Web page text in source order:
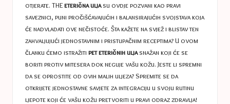
otjerate. THEeterična uljasu ovdje pozvani kao pravi
saveznici, puni pročišćavajućih i balansirajućih svojstava koja
će nadvladati ove nečistoće. Šta kažete na svjež i blistav ten
zahvaljujući jednostavnim i pristupačnim receptima? U ovom
članku ćemo istražiti pet eteričnih uljasnažan koji će se
boriti protiv mitesera dok neguje vašu kožu. Jeste li spremni
da se oprostite od ovih malih uljeza? Spremite se da
otkrijete jednostavne savjete za integraciju u svoju rutinu
ljepote koji će vašu kožu pretvoriti u pravi odraz zdravlja!